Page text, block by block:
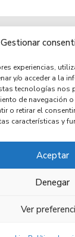
Gestionar
experiencias,
y/o acceder a la
tecnologías nos
de navegación
o retirar el
características y
Aceptar
Denegar
Ver
Municipio de
AVISO LEGAL
DE COOKIES (UE)
© 2026 Villa de
Villa de